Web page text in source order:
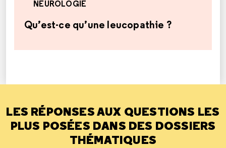
NEUROLOGIE
Qu’est-ce qu’une leucopathie ?
LES RÉPONSES AUX QUESTIONS LES
PLUS POSÉES DANS DES DOSSIERS
THÉMATIQUES